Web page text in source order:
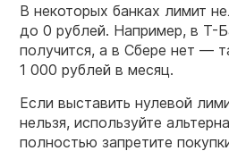
В некоторых банках лимит
до 0 рублей. Например, в Т-
получится, а в Сбере нет —
1 000 рублей в месяц.
Если выставить нулевой
нельзя, используйте
полностью запретите